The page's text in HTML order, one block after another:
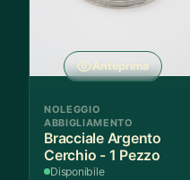
Anteprima
NOLEGGIO
ABBIGLIAMENTO
Bracciale Argento
Cerchio - 1 Pezzo
Disponibile